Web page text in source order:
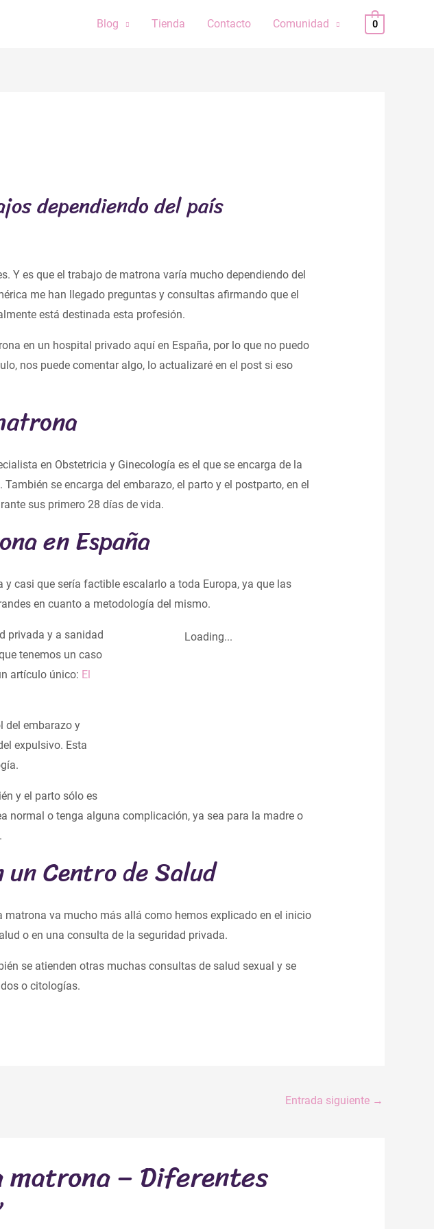
Blog Tienda Contacto Comunidad 0
dependiendo del país
Y es que el trabajo de matrona varía mucho dependiendo del
me han llegado preguntas y consultas afirmando que el
está destinada esta profesión.
en un hospital privado aquí en España, por lo que no puedo
nos puede comentar algo, lo actualizaré en el post si eso
en Obstetricia y Ginecología es el que se encarga de la
se encarga del embarazo, el parto y el postparto, en el
sus primero 28 días de vida.
en España
casi que sería factible escalarlo a toda Europa, ya que las
en cuanto a metodología del mismo.
Loading...
privada y a sanidad
tenemos un caso
artículo único: El
del embarazo y
expulsivo. Esta
y el parto sólo es
normal o tenga alguna complicación, ya sea para la madre o
Centro de Salud
va mucho más allá como hemos explicado en el inicio
o en una consulta de la seguridad privada.
se atienden otras muchas consultas de salud sexual y se
o citologías.
Entrada siguiente →
matrona – Diferentes